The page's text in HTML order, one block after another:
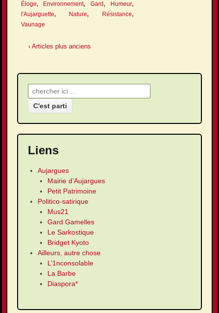
Éloge, Environnement,Gard, Humeur,
l'Aujarguette, Nature, Résistance,
Vaunage
‹ Articles plus anciens
Recherche pour:
Liens
Aujargues
Mairie d’Aujargues
Petit Patrimoine
Politico-satirique
Mus21
Gard Gamelles
Le Sarkostique
Bridget Kyoto
Ailleurs, autre chose
L’1nconsolable
La Barbe
Diaspora*